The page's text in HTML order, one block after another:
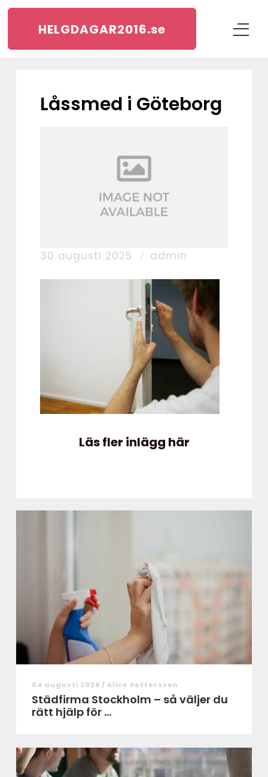
HELGDAGAR2016.se
låssmed i Göteborg
30 augusti 2025 admin
Läs fler inlägg här
04 augusti 2026 / Alice Pettersson
Städfirma Stockholm – så väljer du
rätt hjälp för ...